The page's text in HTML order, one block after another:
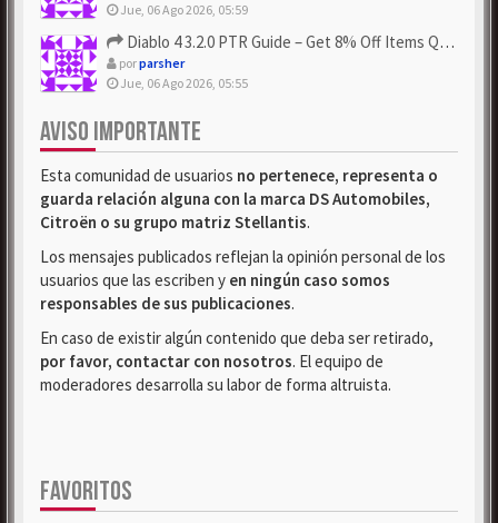
Jue, 06 Ago 2026, 05:59
Diablo 4 3.2.0 PTR Guide – Get 8% Off Items Quickly to Test ...
porparsher
Jue, 06 Ago 2026, 05:55
AVISO IMPORTANTE
Esta comunidad de usuarios no pertenece, representa o
guarda relación alguna con la marca DS Automobiles,
Citroën o su grupo matriz Stellantis.
Los mensajes publicados reflejan la opinión personal de los
usuarios que las escriben y en ningún caso somos
responsables de sus publicaciones.
En caso de existir algún contenido que deba ser retirado,
por favor, contactar con nosotros. El equipo de
moderadores desarrolla su labor de forma altruista.
FAVORITOS